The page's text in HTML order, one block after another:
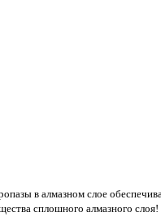
в алмазном слое
сплошного алмазного слоя!